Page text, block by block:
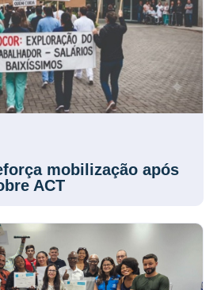
mobilização após
ACT